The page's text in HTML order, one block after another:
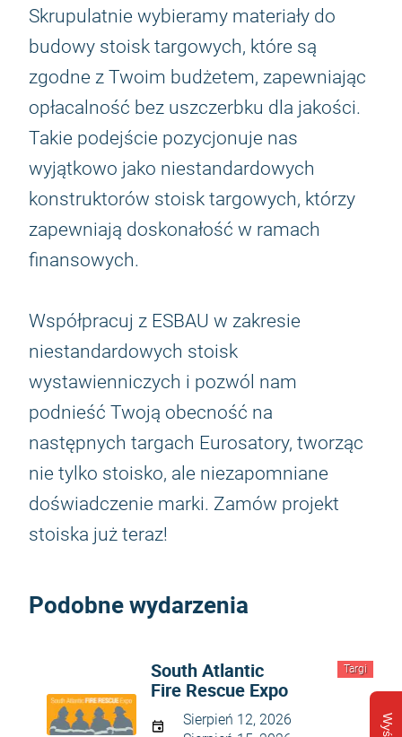
Skrupulatnie wybieramy materiały do
budowy stoisk targowych, które są
zgodne z Twoim budżetem, zapewniając
opłacalność bez uszczerbku dla jakości.
Takie podejście pozycjonuje nas
wyjątkowo jako niestandardowych
konstruktorów stoisk targowych, którzy
zapewniają doskonałość w ramach
finansowych.
Współpracuj z ESBAU w zakresie
niestandardowych stoisk
wystawienniczych i pozwól nam
podnieść Twoją obecność na
następnych targach Eurosatory, tworząc
nie tylko stoisko, ale niezapomniane
doświadczenie marki. Zamów projekt
stoiska już teraz!
Podobne wydarzenia
Targi
South Atlantic
Fire Rescue Expo
Sierpień 12, 2026